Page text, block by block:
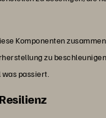
Komponenten
zu
passiert.